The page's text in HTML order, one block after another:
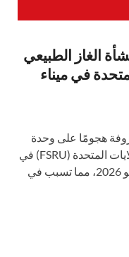
الغاز الطبيعي
في ميناء
هجومًا على وحدة
تخزين وغاز طبيعي عائمة مرتبطة بالولايات المتحدة (FSRU) في
ميناء دمياط بمصر يوم الأربعاء، 29 يوليو 2026، مما تسبب في